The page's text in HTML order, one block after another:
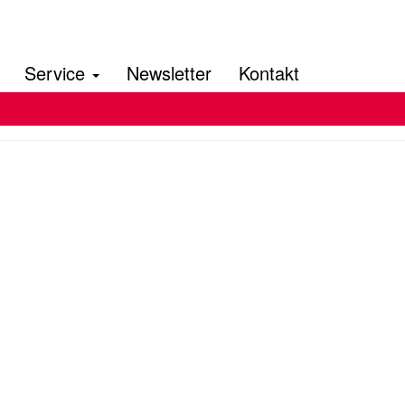
Service Newsletter Kontakt